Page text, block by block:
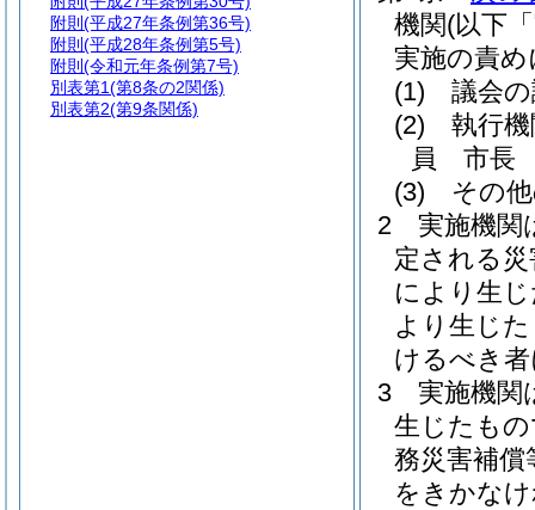
機関(以下
実施の責
(1)
議会
(2)
執行
員 市長
(3)
その
2
実施機関
定される
により生
より生じ
けるべき
3
実施機関
生じたも
務災害補償
をきかな
附則 (平成27年条例第36号)
附則 (平成28年条例第5号)
附則 (令和元年条例第7号)
別表第1(第8条の2関係)
別表第2(第9条関係)